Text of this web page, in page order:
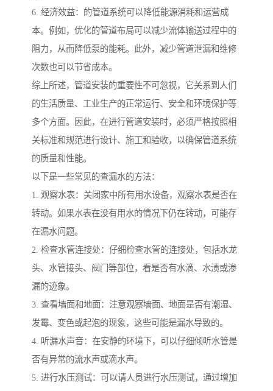
6. 经济效益：的管道系统可以降低能源消耗和运营成
本。例如，优化的管道布局可以减少流体输送过程中的
阻力，从而降低泵的能耗。此外，减少管道泄漏和维修
次数也可以节省成本。
综上所述，管道安装的重要性不可忽视，它关系到人们
的生活质量、工业生产的正常运行、安全和环境保护等
多个方面。因此，在进行管道安装时，必须严格按照相
关标准和规范进行设计、施工和验收，以确保管道系统
的质量和性能。
以下是一些常见的查漏水的方法：
1. 观察水表：关闭家中所有用水设备，观察水表是否在
转动。如果水表在没有用水的情况下仍在转动，可能存
在漏水问题。
2. 检查水管连接处：仔细检查水管的连接处，包括水龙
头、水管接头、阀门等部位，看是否有水滴、水渍或渗
漏的迹象。
3. 查看墙面和地面：注意观察墙面、地面是否有潮湿、
发霉、变色或起泡的现象，这些可能是漏水导致的。
4. 听漏水声音：在安静的环境下，可以仔细倾听水管是
否有异常的流水声或滴水声。
5. 进行水压测试：可以请人员进行水压测试，通过增加